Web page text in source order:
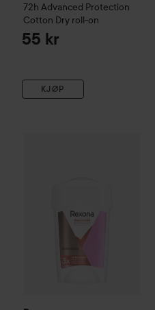
72h Advanced Protection
Cotton Dry roll-on
55 kr
KJØP